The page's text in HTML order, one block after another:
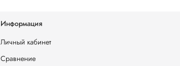
Информация
Личный кабинет
Сравнение